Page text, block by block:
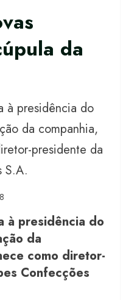
da
à presidência do
da companhia,
presidente da
S.A.
à presidência do
da
como diretor-
Confecções